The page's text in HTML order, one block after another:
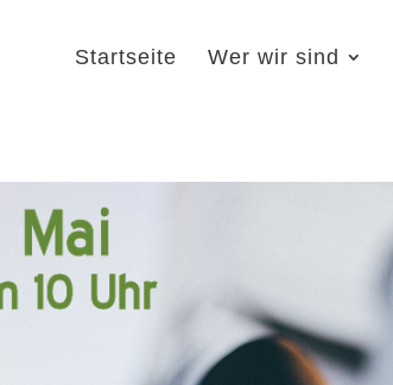
Startseite Wer wir sind